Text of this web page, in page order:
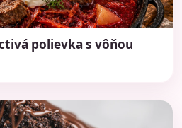
polievka s vôňou